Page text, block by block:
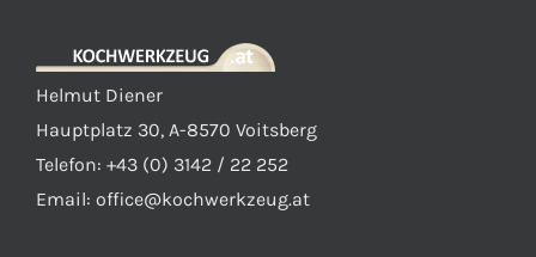
Helmut Diener
Hauptplatz 30, A-8570 Voitsberg
Telefon: +43 (0) 3142 / 22 252
Email: office@kochwerkzeug.at